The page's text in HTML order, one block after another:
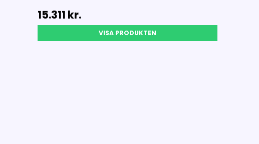
15.311 kr.
VISA PRODUKTEN